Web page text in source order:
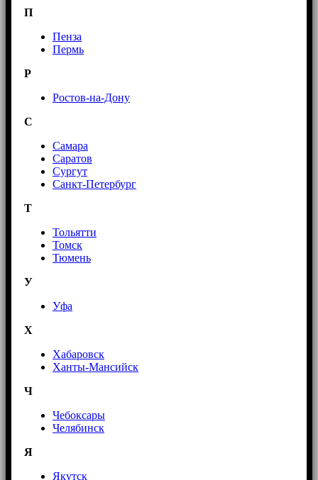
П
Пенза
Пермь
Р
Ростов-на-Дону
С
Самара
Саратов
Сургут
Санкт-Петербург
Т
Тольятти
Томск
Тюмень
У
Уфа
Х
Хабаровск
Ханты-Мансийск
Ч
Чебоксары
Челябинск
Я
Якутск